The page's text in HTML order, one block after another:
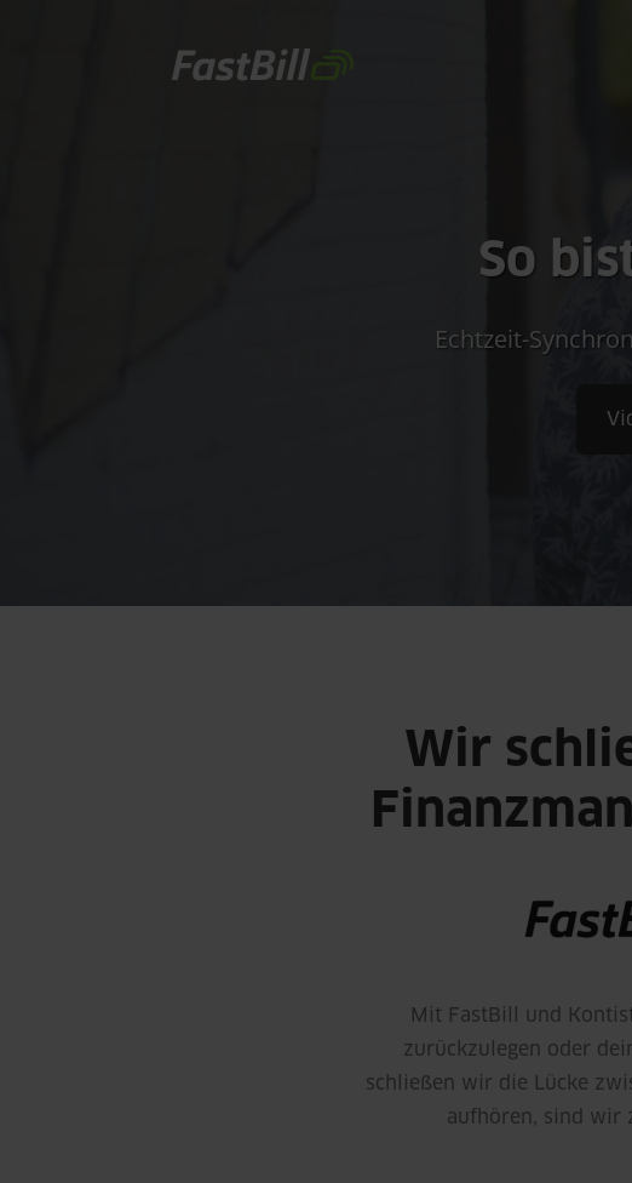
So
Echtzeit-
Wir
Mit FastBill und
zurückzulegen oder
schließen wir die Lücke
aufhören, sind wir